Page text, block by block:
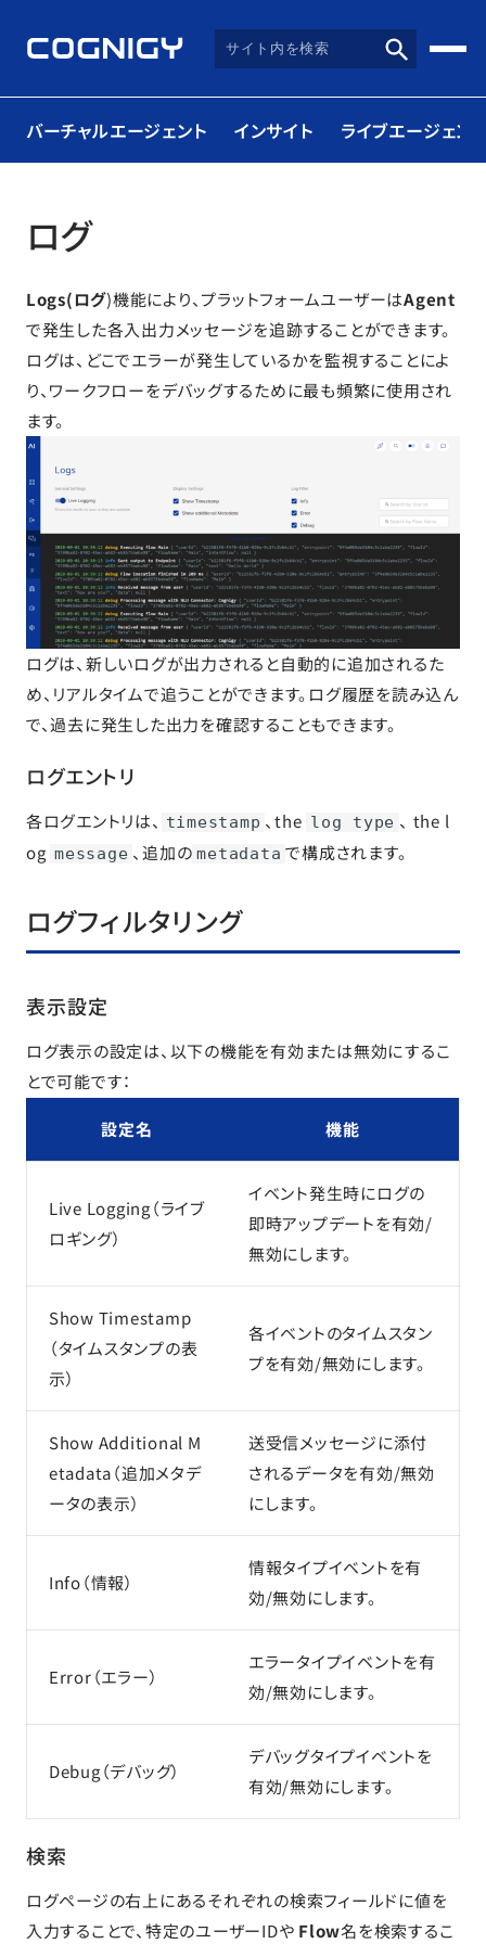
バーチャルエージェント インサイト ライブエージェント
ログ
Logs(ログ)機能により、プラットフォームユーザーはAgent
で発生した各入出力メッセージを追跡することができます。
ログは、どこでエラーが発生しているかを監視することによ
り、ワークフローをデバッグするために最も頻繁に使用され
ます。
ログは、新しいログが出力されると自動的に追加されるた
め、リアルタイムで追うことができます。ログ履歴を読み込ん
で、過去に発生した出力を確認することもできます。
ログエントリ
各ログエントリは、 timestamp 、the log type 、 the l
og message 、追加の metadata で構成されます。
ログフィルタリング
表示設定
ログ表示の設定は、以下の機能を有効または無効にするこ
とで可能です：
設定名 機能
Live Logging（ライブ
ロギング）
イベント発生時にログの
即時アップデートを有効/
無効にします。
Show Timestamp
（タイムスタンプの表
示）
各イベントのタイムスタン
プを有効/無効にします。
Show Additional M
etadata（追加メタデ
ータの表示）
送受信メッセージに添付
されるデータを有効/無効
にします。
Info（情報）
情報タイプイベントを有
効/無効にします。
Error（エラー）
エラータイプイベントを有
効/無効にします。
Debug（デバッグ）
デバッグタイプイベントを
有効/無効にします。
検索
ログページの右上にあるそれぞれの検索フィールドに値を
入力することで、特定のユーザーIDや Flow名を検索するこ